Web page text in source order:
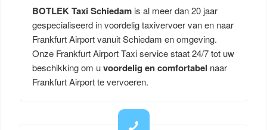
BOTLEK Taxi Schiedam is al meer dan 20 jaar
gespecialiseerd in voordelig taxivervoer van en naar
Frankfurt Airport vanuit Schiedam en omgeving.
Onze Frankfurt Airport Taxi service staat 24/7 tot uw
beschikking om uvoordelig en comfortabel naar
Frankfurt Airport te vervoeren.